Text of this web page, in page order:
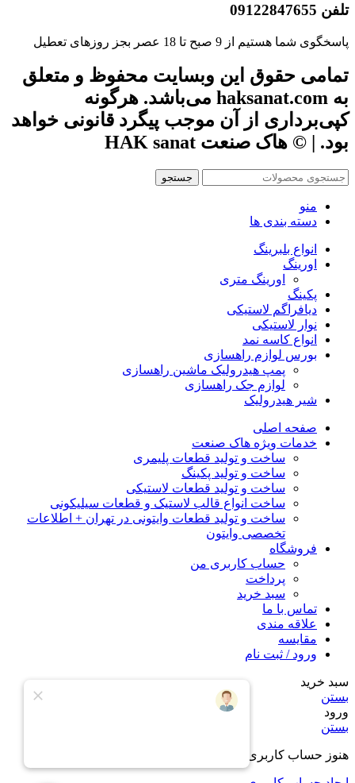
تلفن 09122847655
پاسخگوی شما هستیم از 9 صبح تا 18 عصر بجز روزهای تعطیل
تمامی حقوق این وبسایت محفوظ و متعلق
به haksanat.com می‌باشد. هرگونه
کپی‌برداری از آن موجب پیگرد قانونی خواهد
بود. | © هاک صنعت HAK sanat
جستجو
منو
دسته بندی ها
انواع بلبرینگ
اورینگ
اورینگ متری
پکینگ
دیافراگم لاستیکی
نوار لاستیکی
انواع کاسه نمد
بورس لوازم راهسازی
پمپ هیدرولیک ماشین راهسازی
لوازم جک راهسازی
شیر هیدرولیک
صفحه اصلی
خدمات ویژه هاک صنعت
ساخت و تولید قطعات پلیمری
ساخت و تولید پکینگ
ساخت و تولید قطعات لاستیکی
ساخت انواع قالب لاستیک و قطعات سیلیکونی
ساخت و تولید قطعات وایتونی در تهران + اطلاعات
تخصصی وایتون
فروشگاه
حساب کاربری من
پرداخت
سبد خرید
تماس با ما
علاقه مندی
مقایسه
ورود / ثبت نام
سبد خرید
بستن
ورود
بستن
هنوز حساب کاربری ندارید؟